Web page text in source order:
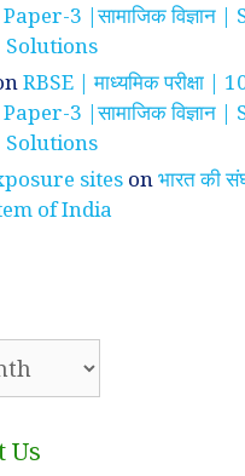
3 |सामाजिक विज्ञान |
Solutions
RBSE | माध्यमिक परीक्षा |
3 |सामाजिक विज्ञान |
Solutions
sites onभारत की
of India
Us